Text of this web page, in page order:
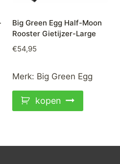
Big Green Egg Half-Moon
Rooster Gietijzer-Large
€54,95
Merk: Big Green Egg
kopen